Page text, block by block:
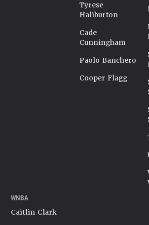
Tyrese
Haliburton
Cade
Cunningham
Paolo Banchero
Cooper Flagg
WNBA
Caitlin Clark